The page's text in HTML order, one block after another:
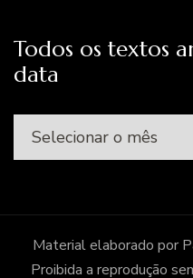
Todos os textos
data
Todos
os
anteriores,
por
data
Material elaborado por
Proibida a reprodução